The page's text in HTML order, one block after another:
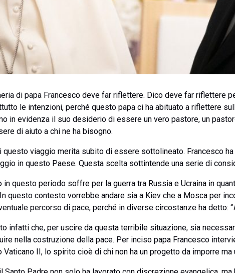
di papa Francesco deve far riflettere. Dico deve far riflettere
le intenzioni, perché questo papa ci ha abituato a riflettere
in evidenza il suo desiderio di essere un vero pastore, un
di aiuto a chi ne ha bisogno.
questo viaggio merita subito di essere sottolineato. Francesco
in questo Paese. Questa scelta sottintende una serie di
in questo periodo soffre per la guerra tra Russia e Ucraina in
questo contesto vorrebbe andare sia a Kiev che a Mosca per
percorso di pace, perché in diverse circostanze ha detto: “
infatti che, per uscire da questa terribile situazione, sia
nella costruzione della pace. Per inciso papa Francesco
II, lo spirito cioè di chi non ha un progetto da imporre